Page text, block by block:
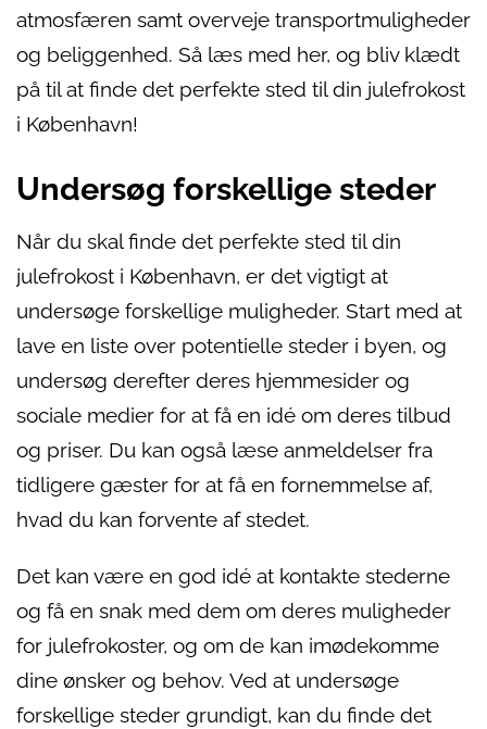
atmosfæren samt overveje transportmuligheder
og beliggenhed. Så læs med her, og bliv klædt
på til at finde det perfekte sted til din julefrokost
i København!
Undersøg forskellige steder
Når du skal finde det perfekte sted til din
julefrokost i København, er det vigtigt at
undersøge forskellige muligheder. Start med at
lave en liste over potentielle steder i byen, og
undersøg derefter deres hjemmesider og
sociale medier for at få en idé om deres tilbud
og priser. Du kan også læse anmeldelser fra
tidligere gæster for at få en fornemmelse af,
hvad du kan forvente af stedet.
Det kan være en god idé at kontakte stederne
og få en snak med dem om deres muligheder
for julefrokoster, og om de kan imødekomme
dine ønsker og behov. Ved at undersøge
forskellige steder grundigt, kan du finde det